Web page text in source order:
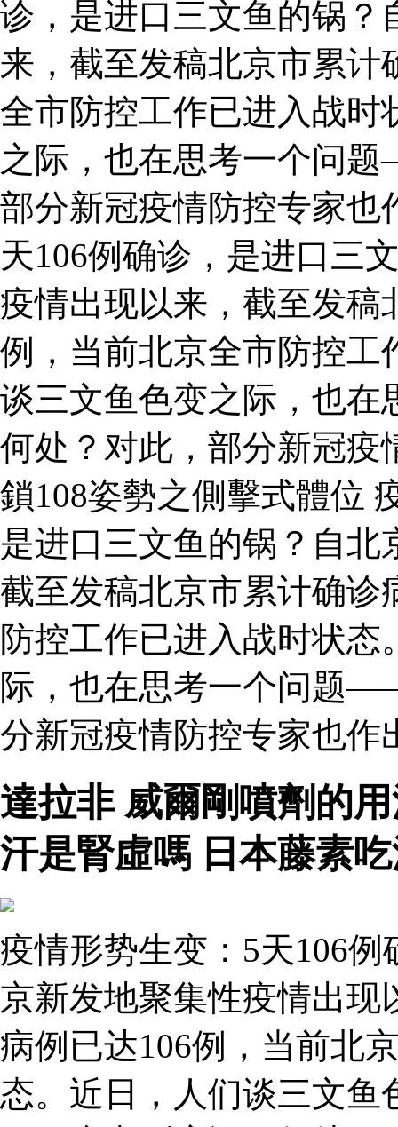
诊，是进口三文鱼的锅？
来，截至发稿北京市累计
全市防控工作已进入战时
之际，也在思考一个问
部分新冠疫情防控专家也
天106例确诊，是进口三
疫情出现以来，截至发稿
例，当前北京全市防控工
谈三文鱼色变之际，也
何处？对此，部分新冠疫
鎖108姿勢之側擊式體位
是进口三文鱼的锅？自
截至发稿北京市累计确诊
防控工作已进入战时状
际，也在思考一个问题
分新冠疫情防控专家也作
達拉非 威爾剛噴劑的
汗是腎虛嗎 日本藤素
疫情形势生变：5天106
京新发地聚集性疫情出现
病例已达106例，当前北
态。近日，人们谈三文鱼